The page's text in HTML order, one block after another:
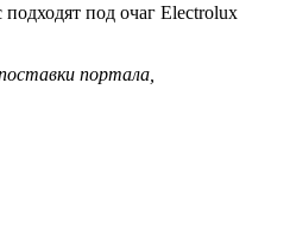
под очаг Electrolux
портала,